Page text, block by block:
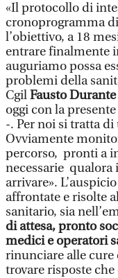
«Il protocollo di
cronoprogramma
l’obiettivo, a 18
entrare finalmente
auguriamo possa
problemi della
CgilFausto Durante
oggi con la
-. Per noi si tratta
Ovviamente
percorso, pronti a
necessarie qualora
arrivare».
affrontate e risolte
sanitario, sia
di attesa, pronto
medici e operatori
rinunciare alle cure
trovare risposte